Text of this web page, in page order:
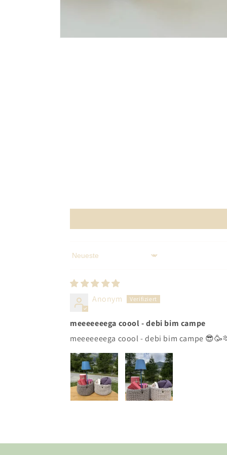
Sort by
Anonym
meeeeeeega coool - debi bim campe
meeeeeeega coool - debi bim campe